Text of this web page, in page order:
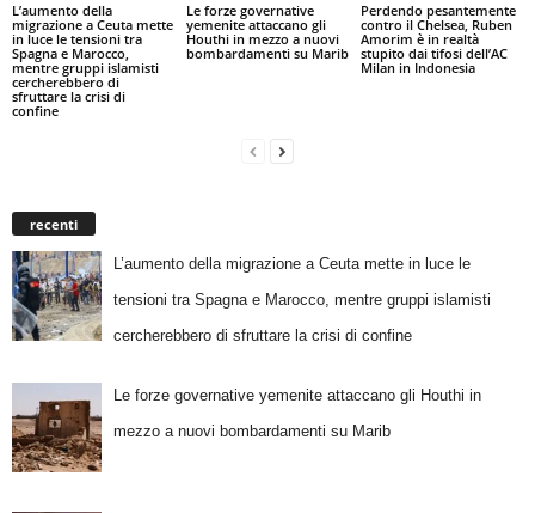
L’aumento della
migrazione a Ceuta mette
in luce le tensioni tra
Spagna e Marocco,
mentre gruppi islamisti
cercherebbero di
sfruttare la crisi di
confine
Le forze governative
yemenite attaccano gli
Houthi in mezzo a nuovi
bombardamenti su Marib
Perdendo pesantemente
contro il Chelsea, Ruben
Amorim è in realtà
stupito dai tifosi dell’AC
Milan in Indonesia
recenti
L’aumento della migrazione a Ceuta mette in luce le
tensioni tra Spagna e Marocco, mentre gruppi islamisti
cercherebbero di sfruttare la crisi di confine
Le forze governative yemenite attaccano gli Houthi in
mezzo a nuovi bombardamenti su Marib